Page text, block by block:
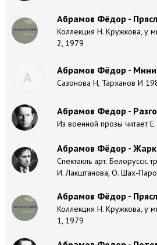
Абрамов Фёдор -
Коллекция Н. Кружкова, у
2, 1979
А Абрамов Фёдор -
Сазонова Н, Тарханов И
Абрамов Федор -
Из военной прозы читает
Абрамов Фёдор -
Спектакль арт. Белорусск.
И. Лакштанова, О. Шах-
Абрамов Фёдор -
Коллекция Н. Кружкова, у
1, 1979